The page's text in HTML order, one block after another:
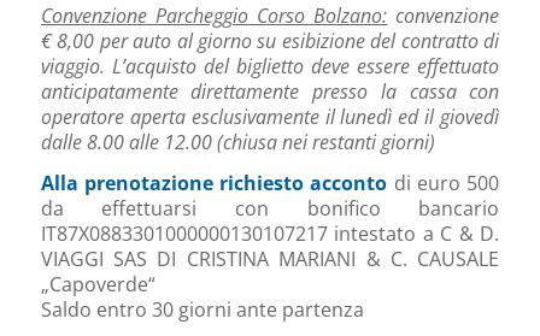
Convenzione Parcheggio Corso Bolzano: convenzione
€ 8,00 per auto al giorno su esibizione del contratto di
viaggio. L’acquisto del biglietto deve essere effettuato
anticipatamente direttamente presso la cassa con
operatore aperta esclusivamente il lunedì ed il giovedì
dalle 8.00 alle 12.00 (chiusa nei restanti giorni)
Alla prenotazione richiesto acconto di euro 500
da effettuarsi con bonifico bancario
IT87X0883301000000130107217 intestato a C & D.
VIAGGI SAS DI CRISTINA MARIANI & C. CAUSALE
„Capoverde“
Saldo entro 30 giorni ante partenza